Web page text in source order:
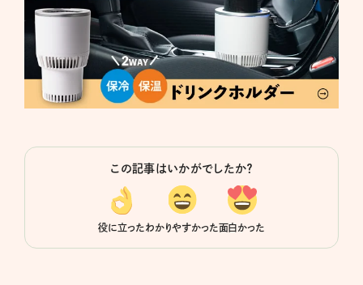
この記事はいかがでしたか？
役に立ったわかりやすかった面白かった